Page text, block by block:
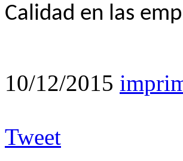
Calidad en las
10/12/2015
Tweet